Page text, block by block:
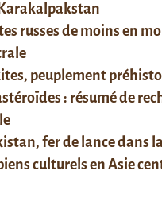
russes de moins en
peuplement
: résumé de
fer de lance dans
culturels en Asie